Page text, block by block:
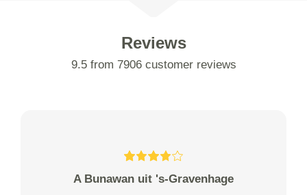
Reviews
9.5 from 7906 customer reviews
A Bunawan uit 's-Gravenhage